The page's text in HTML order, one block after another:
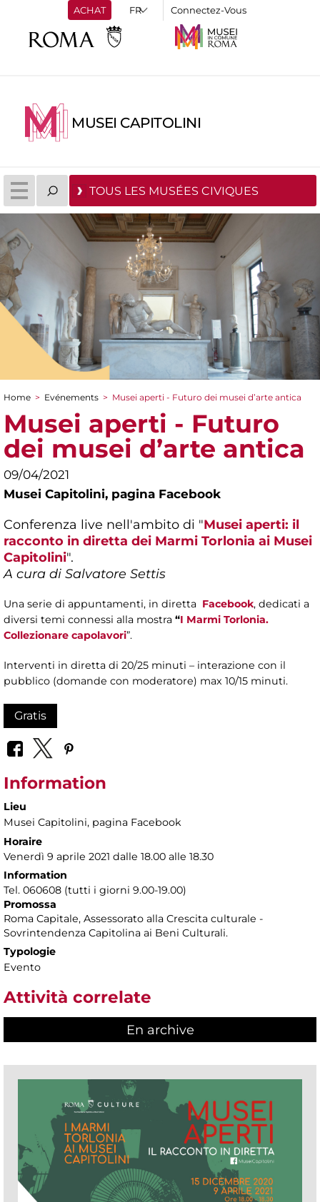
ACHAT Connectez-Vous
MUSEI CAPITOLINI
TOUS LES MUSÉES CIVIQUES
You are here
Home > Evénements > Musei aperti - Futuro dei musei d’arte antica
Musei aperti - Futuro
dei musei d’arte antica
09/04/2021
Musei Capitolini, pagina Facebook
Conferenza live nell'ambito di "Musei aperti: il
racconto in diretta dei Marmi Torlonia ai Musei
Capitolini".
A cura di Salvatore Settis
Una serie di appuntamenti, in diretta Facebook, dedicati a
diversi temi connessi alla mostra “I Marmi Torlonia.
Collezionare capolavori”.
Interventi in diretta di 20/25 minuti – interazione con il
pubblico (domande con moderatore) max 10/15 minuti.
Gratis
Information
Lieu
Musei Capitolini, pagina Facebook
Horaire
Venerdì 9 aprile 2021 dalle 18.00 alle 18.30
Information
Tel. 060608 (tutti i giorni 9.00-19.00)
Promossa
Roma Capitale, Assessorato alla Crescita culturale -
Sovrintendenza Capitolina ai Beni Culturali.
Typologie
Evento
Attività correlate
En archive